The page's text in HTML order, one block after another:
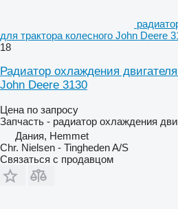
для трактора колесного John Deere
18
Радиатор охлаждения
John Deere 3130
Цена по запросу
Запчасть - радиатор охлаждения
Дания, Hemmet
Chr. Nielsen - Tingheden A/S
Связаться с продавцом